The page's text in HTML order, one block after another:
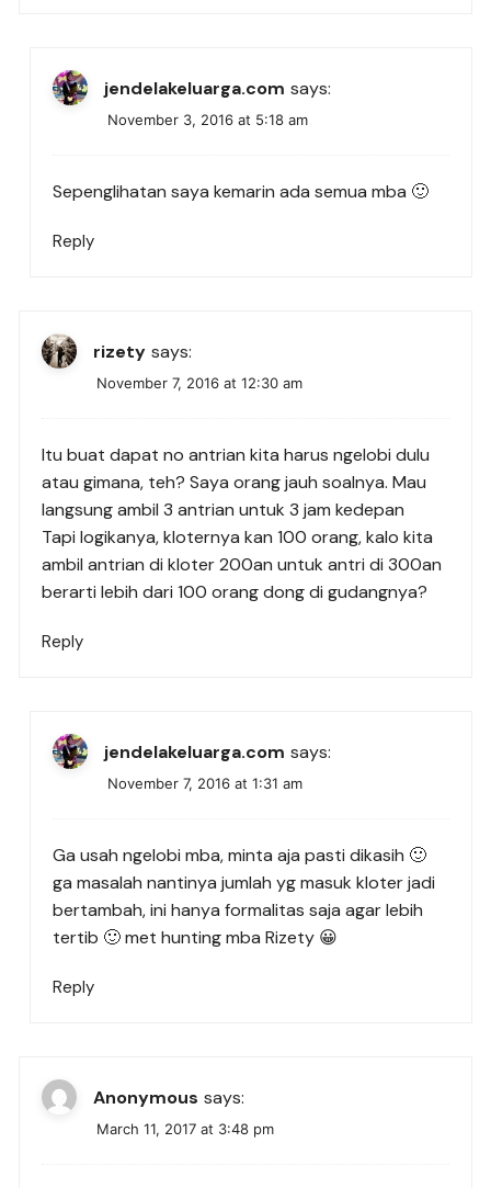
jendelakeluarga.com says:
November 3, 2016 at 5:18 am
Sepenglihatan saya kemarin ada semua mba 🙂
Reply
rizety says:
November 7, 2016 at 12:30 am
Itu buat dapat no antrian kita harus ngelobi dulu
atau gimana, teh? Saya orang jauh soalnya. Mau
langsung ambil 3 antrian untuk 3 jam kedepan
Tapi logikanya, kloternya kan 100 orang, kalo kita
ambil antrian di kloter 200an untuk antri di 300an
berarti lebih dari 100 orang dong di gudangnya?
Reply
jendelakeluarga.com says:
November 7, 2016 at 1:31 am
Ga usah ngelobi mba, minta aja pasti dikasih 🙂
ga masalah nantinya jumlah yg masuk kloter jadi
bertambah, ini hanya formalitas saja agar lebih
tertib 🙂 met hunting mba Rizety 😀
Reply
Anonymous says:
March 11, 2017 at 3:48 pm